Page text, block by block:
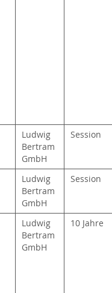
Ludwig
Bertram
GmbH
Session
Ludwig
Bertram
GmbH
Session
Ludwig
Bertram
GmbH
10 Jahre